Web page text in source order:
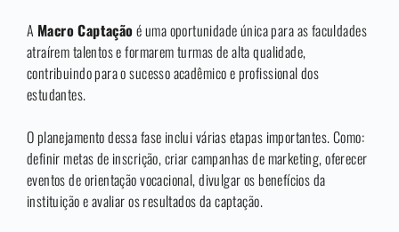
A Macro Captaçãoé uma oportunidade única para as faculdades
atraírem talentos e formarem turmas de alta qualidade,
contribuindo para o sucesso acadêmico e profissional dos
estudantes.
O planejamento dessa fase inclui várias etapas importantes. Como:
definir metas de inscrição, criar campanhas de marketing, oferecer
eventos de orientação vocacional, divulgar os benefícios da
instituição e avaliar os resultados da captação.